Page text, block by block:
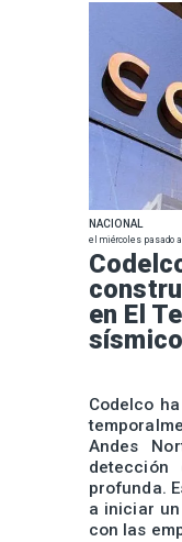
NACIONAL
el miércoles pasado
en El
Codelco
Andes
detección
profunda.
a iniciar
con las